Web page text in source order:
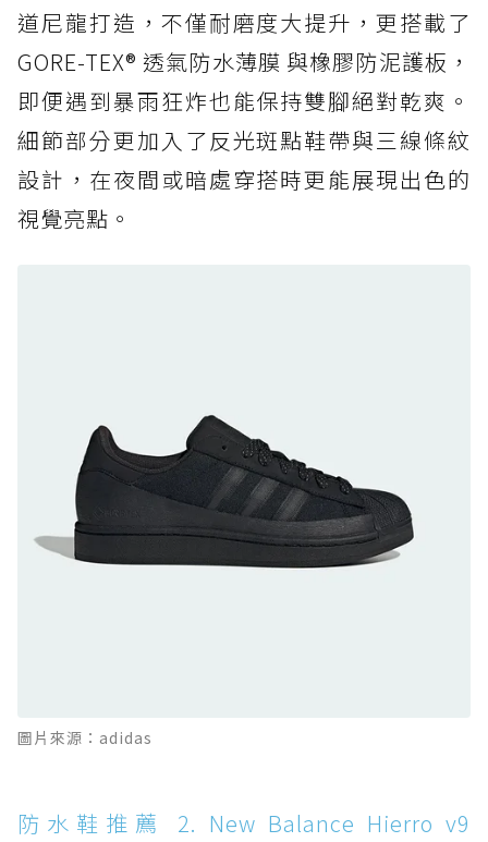
防水鞋推薦 6. HOKA Stinson Evo GTX：越野
復刻厚底，GORE-TEX 防水與增高神器一次滿
黃靴同級頂級防水，輕量化工裝健走鞋雨天必備
防水鞋推薦 7. Timberland Motion Access：
黃靴同級頂級防水，輕量化工裝健走鞋雨天必備
防水鞋推薦 10. PUMA Voyage NITRO™ 4
GORE-TEX：氮氣中底注入，回彈與防滑兼具的
全天候越野跑鞋
防水鞋推薦 11. On Cloudhorizon 2 WP：腳
感軟彈、搭載 Missiongrip™ 的防水輕越野鞋
Boot：馬汀首款雨靴登場，經典八孔加上全防
防水鞋推薦 14. SKECHERS BADGER
道尼龍打造，不僅耐磨度大提升，更搭載了
GORE-TEX® 透氣防水薄膜 與橡膠防泥護板，
即便遇到暴雨狂炸也能保持雙腳絕對乾爽。
細節部分更加入了反光斑點鞋帶與三線條紋
設計，在夜間或暗處穿搭時更能展現出色的
視覺亮點。
圖片來源：adidas
防水鞋推薦 2. New Balance Hierro v9